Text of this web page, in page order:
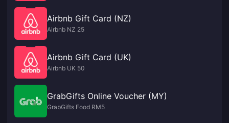
Airbnb Gift Card (NZ)
Airbnb NZ 25
Airbnb Gift Card (UK)
Airbnb UK 50
GrabGifts Online Voucher (MY)
GrabGifts Food RM5